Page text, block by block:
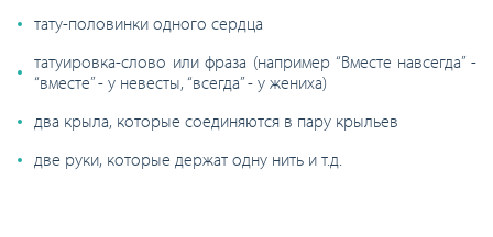
тату-половинки одного сердца
татуировка-слово или фраза (например “Вместе навсегда” -
“вместе” - у невесты, “всегда” - у жениха)
два крыла, которые соединяются в пару крыльев
две руки, которые держат одну нить и т.д.